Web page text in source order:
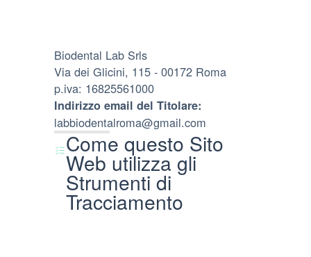
Biodental Lab Srls
Via dei Glicini, 115 - 00172 Roma
p.iva: 16825561000
Indirizzo email del Titolare:
labbiodentalroma@gmail.com
Come questo Sito
Web utilizza gli
Strumenti di
Tracciamento